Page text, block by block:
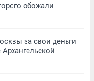
обожали
за свои деньги